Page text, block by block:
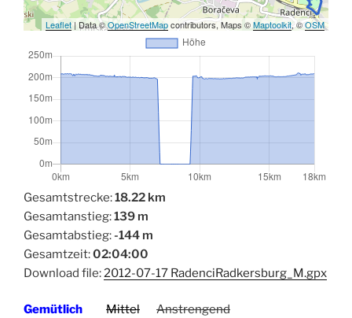
Leaflet | Data ©OpenStreetMapcontributors, Maps ©Maptoolkit, ©OSM
Gesamtstrecke:18.22 km
Gesamtanstieg:139 m
Gesamtabstieg:-144 m
Gesamtzeit:02:04:00
Download file:2012-07-17 RadenciRadkersburg_M.gpx
Gemütlich Mittel Anstrengend